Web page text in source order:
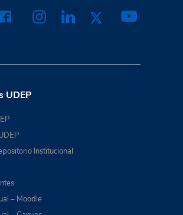
UDEP
Institucional
– Moodle